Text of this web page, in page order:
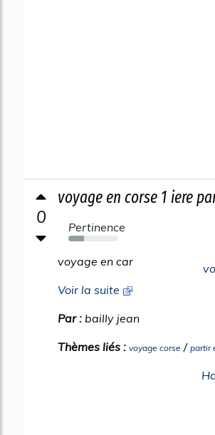
0
voyage en corse 1 iere
Pertinence
31%
voyage en car
Voir la suite
Par : bailly jean
Thèmes liés : voyage corse / partir